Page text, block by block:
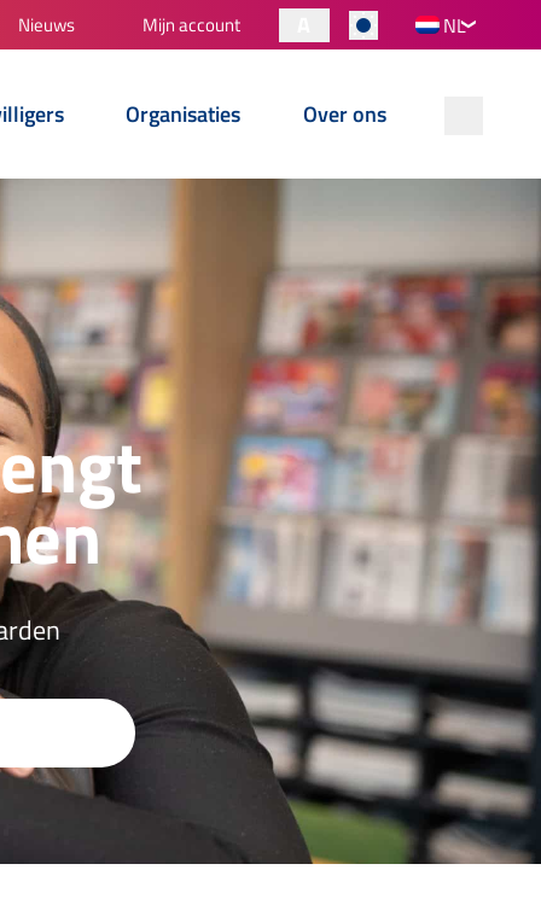
Nieuws Mijn account NL
Organisaties Over ons